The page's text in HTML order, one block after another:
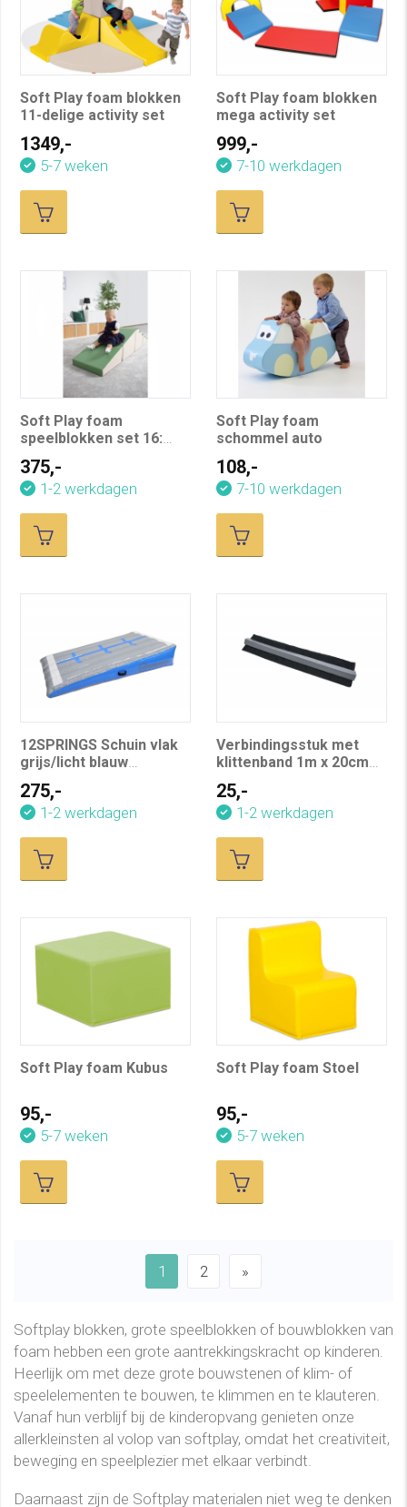
Soft Play foam blokken
11-delige activity set
1349,-
5-7 weken
Soft Play foam blokken
mega activity set
999,-
7-10 werkdagen
Soft Play foam
speelblokken set 16:
helling, trap, 4-delig
(wit/groen) (OP=OP)
375,-
1-2 werkdagen
Soft Play foam
schommel auto
108,-
7-10 werkdagen
12SPRINGS Schuin vlak
grijs/licht blauw
275,-
1-2 werkdagen
Verbindingsstuk met
klittenband 1m x 20cm
25,-
1-2 werkdagen
Soft Play foam Kubus
95,-
5-7 weken
Soft Play foam Stoel
95,-
5-7 weken
1 2 »
Softplay blokken, grote speelblokken of bouwblokken van
foam hebben een grote aantrekkingskracht op kinderen.
Heerlijk om met deze grote bouwstenen of klim- of
speelelementen te bouwen, te klimmen en te klauteren.
Vanaf hun verblijf bij de kinderopvang genieten onze
allerkleinsten al volop van softplay, omdat het creativiteit,
beweging en speelplezier met elkaar verbindt.
Daarnaast zijn de Softplay materialen niet weg te denken